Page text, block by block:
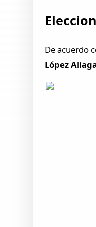
De acuerdo
López